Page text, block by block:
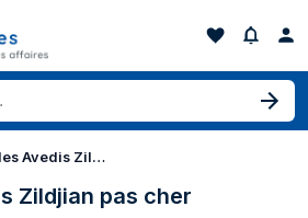
Cymbales Avedis Zildjian
Zildjian pas cher